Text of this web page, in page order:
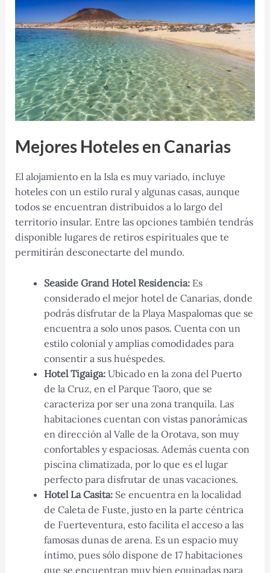
Mejores Hoteles en Canarias
El alojamiento en la Isla es muy variado, incluye
hoteles con un estilo rural y algunas casas, aunque
todos se encuentran distribuidos a lo largo del
territorio insular. Entre las opciones también tendrás
disponible lugares de retiros espirituales que te
permitirán desconectarte del mundo.
Seaside Grand Hotel Residencia:Es
considerado el mejor hotel de Canarias, donde
podrás disfrutar de la Playa Maspalomas que se
encuentra a solo unos pasos. Cuenta con un
estilo colonial y amplias comodidades para
consentir a sus huéspedes.
Hotel Tigaiga:Ubicado en la zona del Puerto
de la Cruz, en el Parque Taoro, que se
caracteriza por ser una zona tranquila. Las
habitaciones cuentan con vistas panorámicas
en dirección al Valle de la Orotava, son muy
confortables y espaciosas. Además cuenta con
piscina climatizada, por lo que es el lugar
perfecto para disfrutar de unas vacaciones.
Hotel La Casita:Se encuentra en la localidad
de Caleta de Fuste, justo en la parte céntrica
de Fuerteventura, esto facilita el acceso a las
famosas dunas de arena. Es un espacio muy
íntimo, pues sólo dispone de 17 habitaciones
que se encuentran muy bien equipadas para